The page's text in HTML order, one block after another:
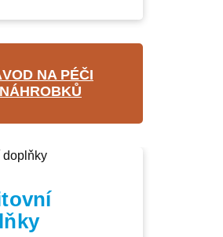
NA PÉČI